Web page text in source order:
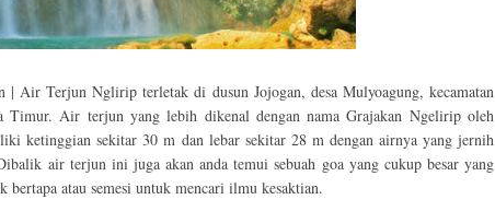
Air Terjun Nglirip terletak di dusun Jojogan, desa Mulyoagung, kecamatan
Timur. Air terjun yang lebih dikenal dengan nama Grajakan Ngelirip oleh
ketinggian sekitar 30 m dan lebar sekitar 28 m dengan airnya yang jernih
air terjun ini juga akan anda temui sebuah goa yang cukup besar yang
atau semesi untuk mencari ilmu kesaktian.